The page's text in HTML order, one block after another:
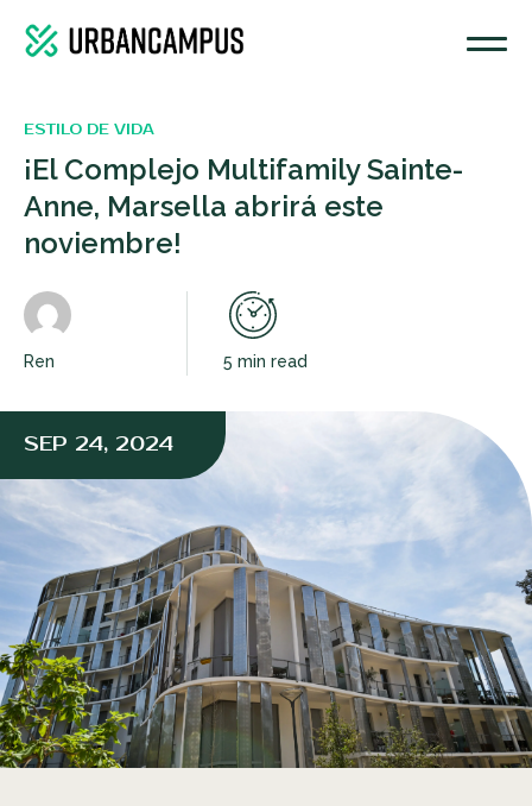
SEP 24, 2024
ESTILO DE VIDA
¡El Complejo Multifamily Sainte-
Anne, Marsella abrirá este
noviembre!
Ren 5 min read